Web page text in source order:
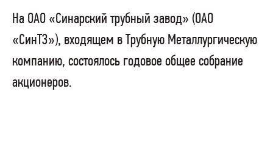
На ОАО «Синарский трубный завод» (ОАО
«СинТЗ»), входящем в Трубную Металлургическую
компанию, состоялось годовое общее собрание
акционеров.